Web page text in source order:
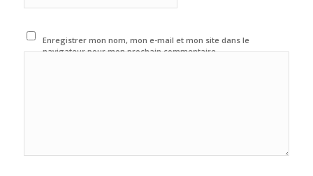
Enregistrer mon nom, mon e-mail et mon site dans le
navigateur pour mon prochain commentaire.